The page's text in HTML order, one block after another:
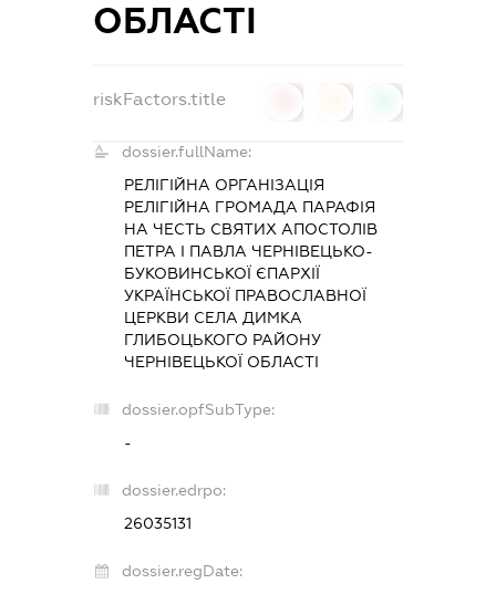
ОБЛАСТІ
riskFactors.title
dossier.fullName:
РЕЛІГІЙНА ОРГАНІЗАЦІЯ
РЕЛІГІЙНА ГРОМАДА ПАРАФІЯ
НА ЧЕСТЬ СВЯТИХ АПОСТОЛІВ
ПЕТРА І ПАВЛА ЧЕРНІВЕЦЬКО-
БУКОВИНСЬКОЇ ЄПАРХІЇ
УКРАЇНСЬКОЇ ПРАВОСЛАВНОЇ
ЦЕРКВИ СЕЛА ДИМКА
ГЛИБОЦЬКОГО РАЙОНУ
ЧЕРНІВЕЦЬКОЇ ОБЛАСТІ
dossier.opfSubType:
-
dossier.edrpo:
26035131
dossier.regDate: